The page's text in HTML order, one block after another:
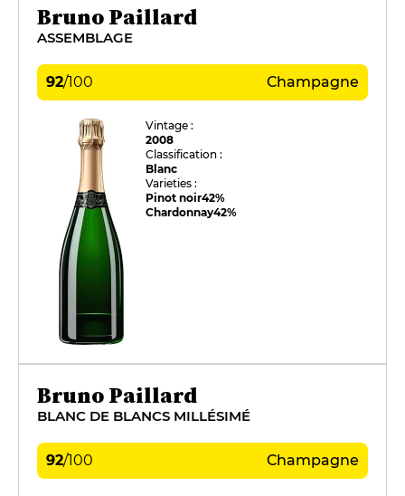
Bruno Paillard
ASSEMBLAGE
92/100 Champagne
Vintage :
2008
Classification :
Blanc
Varieties :
Pinot noir42%
Chardonnay42%
Bruno Paillard
BLANC DE BLANCS MILLÉSIMÉ
92/100 Champagne